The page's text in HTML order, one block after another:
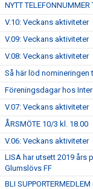
NYTT TELEFONNUMMER
V.10: Veckans aktiviteter
V.09: Veckans aktiviteter
V.08: Veckans aktiviteter
Så här löd nomineringen
Föreningsdagar hos
V.07: Veckans aktiviteter
ÅRSMÖTE 10/3 kl. 18.00
V.06: Veckans aktiviteter
LISA har utsett 2019 års
Glumslövs FF
BLI